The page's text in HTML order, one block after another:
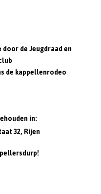
de Jeugdraad en
de kappellenrodeo
in:
32, Rijen